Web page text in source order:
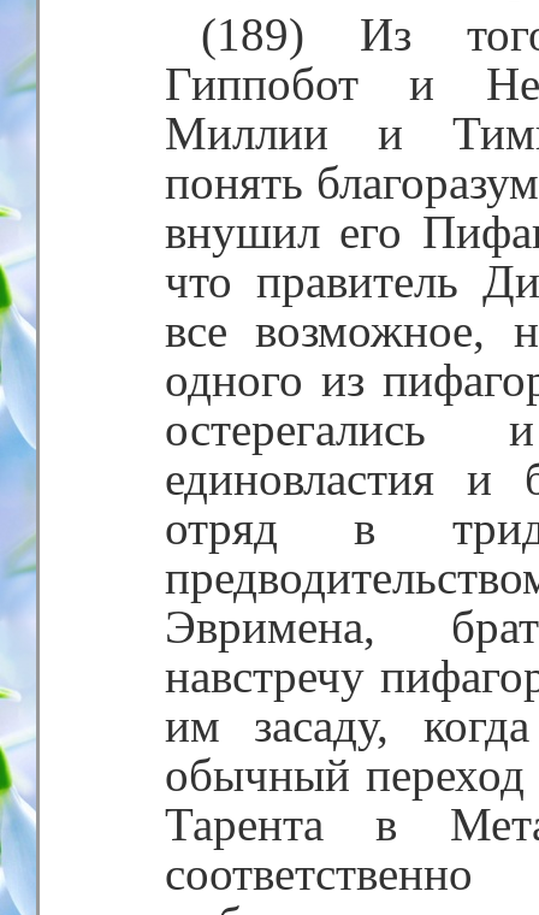
(189) Из
Гиппобот и
Миллии и
понять
внушил его
что правитель
все возможное,
одного из
единовластия и
отряд в
Эвримена,
навстречу
им засаду,
обычный
Тарента в